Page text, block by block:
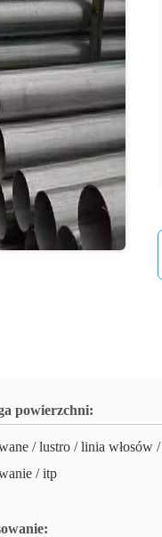
powierzchni:
/ lustro / linia włosów
/ itp